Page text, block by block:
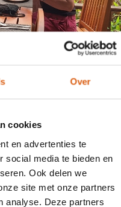
Over
cookies
en advertenties te
social media te bieden en
Ook delen we
site met onze partners
analyse. Deze partners
trekking in Laos:
is ook ter plaatse te
lange mouwen en regenjas
een insectenwerend middel
(zoals Teva’s)